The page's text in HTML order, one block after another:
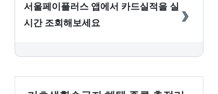
서울페이플러스 앱에서 카드실적을 실
시간 조회해보세요
›